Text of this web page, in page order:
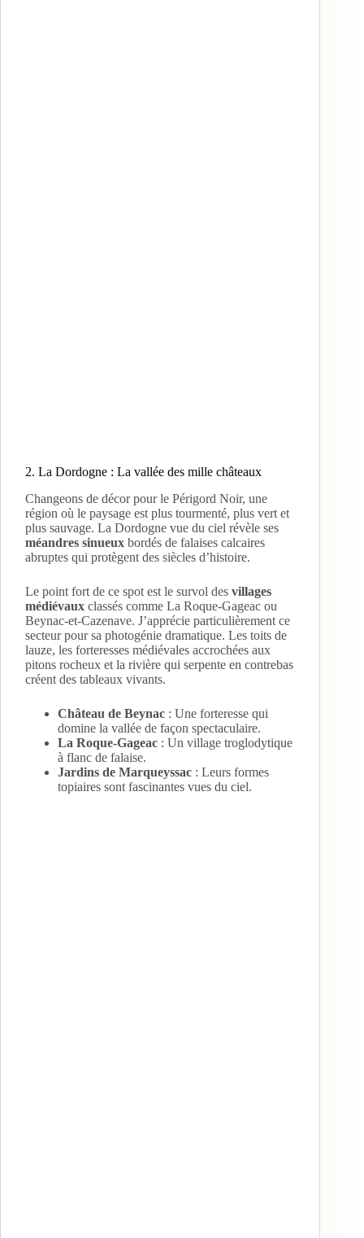
2. La Dordogne : La vallée des mille châteaux
Changeons de décor pour le Périgord Noir, une
région où le paysage est plus tourmenté, plus vert et
plus sauvage. La Dordogne vue du ciel révèle ses
méandres sinueux bordés de falaises calcaires
abruptes qui protègent des siècles d’histoire.
Le point fort de ce spot est le survol des villages
médiévaux classés comme La Roque-Gageac ou
Beynac-et-Cazenave. J’apprécie particulièrement ce
secteur pour sa photogénie dramatique. Les toits de
lauze, les forteresses médiévales accrochées aux
pitons rocheux et la rivière qui serpente en contrebas
créent des tableaux vivants.
Château de Beynac : Une forteresse qui
domine la vallée de façon spectaculaire.
La Roque-Gageac : Un village troglodytique
à flanc de falaise.
Jardins de Marqueyssac : Leurs formes
topiaires sont fascinantes vues du ciel.